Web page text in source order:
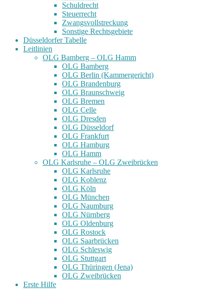
Schuldrecht
Steuerrecht
Zwangsvollstreckung
Sonstige Rechtsgebiete
Düsseldorfer Tabelle
Leitlinien
OLG Bamberg – OLG Hamm
OLG Bamberg
OLG Berlin (Kammergericht)
OLG Brandenburg
OLG Braunschweig
OLG Bremen
OLG Celle
OLG Dresden
OLG Düsseldorf
OLG Frankfurt
OLG Hamburg
OLG Hamm
OLG Karlsruhe – OLG Zweibrücken
OLG Karlsruhe
OLG Koblenz
OLG Köln
OLG München
OLG Naumburg
OLG Nürnberg
OLG Oldenburg
OLG Rostock
OLG Saarbrücken
OLG Schleswig
OLG Stuttgart
OLG Thüringen (Jena)
OLG Zweibrücken
Erste Hilfe